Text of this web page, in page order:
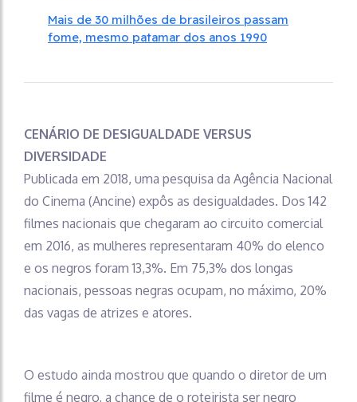
Mais de 30 milhões de brasileiros passam
fome, mesmo patamar dos anos 1990
CENÁRIO DE DESIGUALDADE VERSUS
DIVERSIDADE
Publicada em 2018, uma pesquisa da Agência Nacional
do Cinema (Ancine) expôs as desigualdades. Dos 142
filmes nacionais que chegaram ao circuito comercial
em 2016, as mulheres representaram 40% do elenco
e os negros foram 13,3%. Em 75,3% dos longas
nacionais, pessoas negras ocupam, no máximo, 20%
das vagas de atrizes e atores.
O estudo ainda mostrou que quando o diretor de um
filme é negro, a chance de o roteirista ser negro